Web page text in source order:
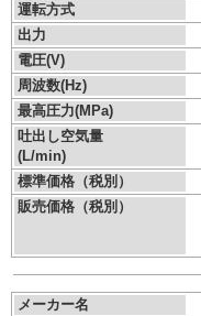
運転方式
出力
電圧(V)
周波数(Hz)
最高圧力(MPa)
吐出し空気量
(L/min)
標準価格（税別）
販売価格（税別）
メーカー名